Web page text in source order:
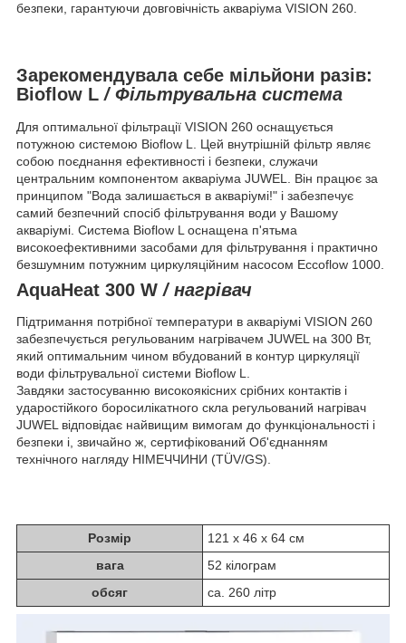
безпеки, гарантуючи довговічність акваріума VISION 260.
Зарекомендувала себе мільйони разів:
Bioflow L / Фільтрувальна система
Для оптимальної фільтрації VISION 260 оснащується
потужною системою Bioflow L. Цей внутрішній фільтр являє
собою поєднання ефективності і безпеки, служачи
центральним компонентом акваріума JUWEL. Він працює за
принципом "Вода залишається в акваріумі!" і забезпечує
самий безпечний спосіб фільтрування води у Вашому
акваріумі. Система Bioflow L оснащена п'ятьма
високоефективними засобами для фільтрування і практично
безшумним потужним циркуляційним насосом Eccoflow 1000.
AquaHeat 300 W/ нагрівач
Підтримання потрібної температури в акваріумі VISION 260
забезпечується регульованим нагрівачем JUWEL на 300 Вт,
який оптимальним чином вбудований в контур циркуляції
води фільтрувальної системи Bioflow L.
Завдяки застосуванню високоякісних срібних контактів і
ударостійкого боросилікатного скла регульований нагрівач
JUWEL відповідає найвищим вимогам до функціональності і
безпеки і, звичайно ж, сертифікований Об'єднанням
технічного нагляду НІМЕЧЧИНИ (TÜV/GS).
Розмір
121 x 46 x 64 см
вага
52 кілограм
обсяг
ca. 260 літр